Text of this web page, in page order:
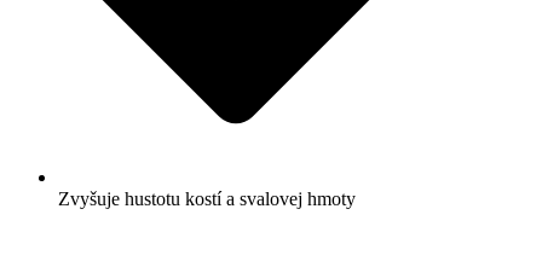
Zvyšuje hustotu kostí a svalovej hmoty